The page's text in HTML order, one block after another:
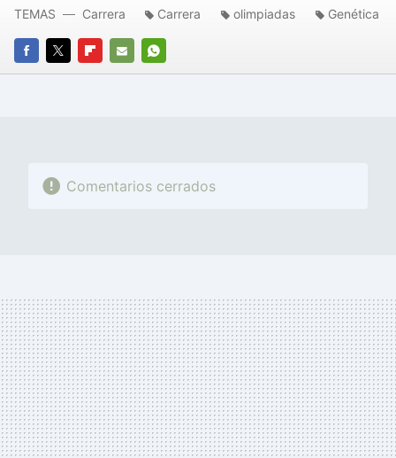
FACEBOOK
TWITTERFLIPBOARD
E-
WHATSAPP
TEMAS Carrera Carrera olimpiadas Genética
Comentarios cerrados